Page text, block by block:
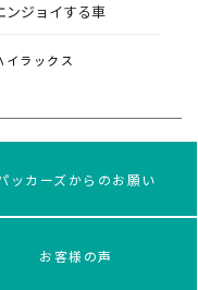
ンジョイする車
イラックス
ッカーズからのお願い
お客様の声